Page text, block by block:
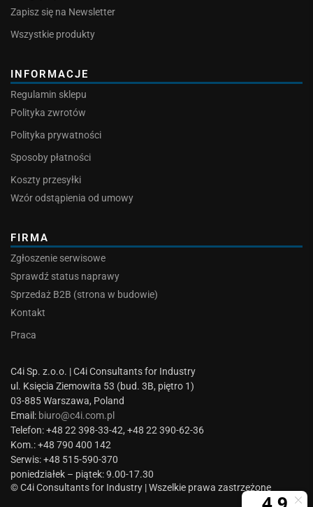
Zapisz się na Newsletter
Wszystkie produkty
INFORMACJE
Regulamin sklepu
Polityka zwrotów
Polityka prywatności
Sposoby płatności
Koszty przesyłki
Wzór odstąpienia od umowy
FIRMA
Zgłoszenie serwisowe
Sprawdź status naprawy
Sprzedaż B2B (strona w budowie)
Kontakt
Praca
C4i Sp. z.o.o. | C4i Consultants for Industry
ul. Księcia Ziemowita 53 (bud. 3B, piętro 1)
03-885 Warszawa, Poland
Email: biuro@c4i.com.pl
Telefon: +48 22 398-33-42, +48 22 390-62-36
Kom.: +48 790 400 142
Serwis: +48 515-590-370
poniedziałek – piątek: 9.00-17.30
© C4i Consultants for Industry | Wszelkie prawa zastrzeżone